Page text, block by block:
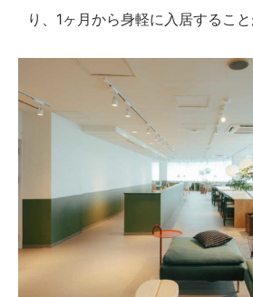
り、1ヶ月から身軽に入居すること